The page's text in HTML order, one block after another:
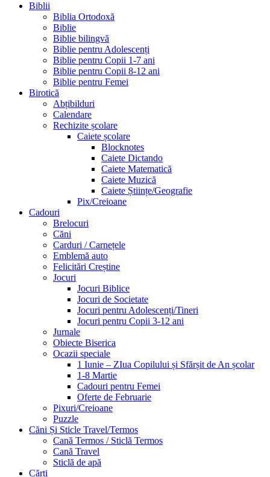
Biblii
Biblia Ortodoxă
Biblie
Biblie bilingvă
Biblie pentru Adolescenți
Biblie pentru Copii 1-7 ani
Biblie pentru Copii 8-12 ani
Biblie pentru Femei
Birotică
Abțibilduri
Calendare
Rechizite școlare
Caiete școlare
Blocknotes
Caiete Dictando
Caiete Matematică
Caiete Muzică
Caiete Științe/Geografie
Pix/Creioane
Cadouri
Brelocuri
Căni
Carduri / Carnețele
Emblemă auto
Felicitări Creștine
Jocuri
Jocuri Biblice
Jocuri de Societate
Jocuri pentru Adolescenți/Tineri
Jocuri pentru Copii 3-12 ani
Jurnale
Obiecte Biserica
Ocazii speciale
1 Iunie – ZIua Copilului și Sfărșit de An școlar
1-8 Martie
Cadouri pentru Femei
Oferte de Februarie
Pixuri/Creioane
Puzzle
Căni Și Sticle Travel/Termos
Cană Termos / Sticlă Termos
Cană Travel
Sticlă de apă
Cărți